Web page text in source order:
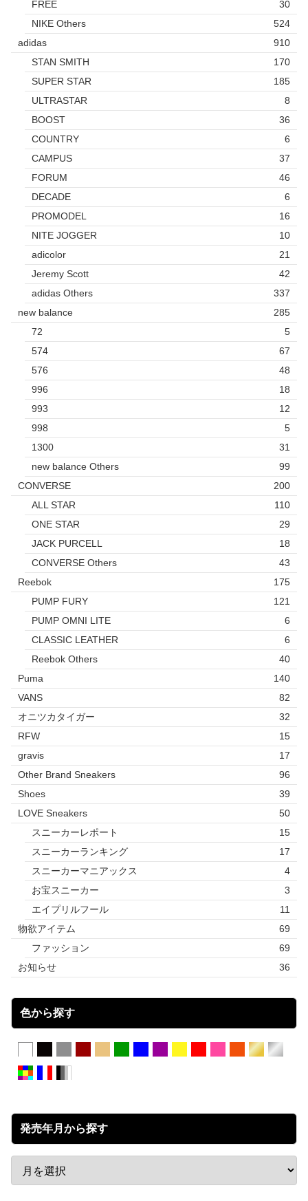
FREE
30
NIKE Others
524
adidas
910
STAN SMITH
170
SUPER STAR
185
ULTRASTAR
8
BOOST
36
COUNTRY
6
CAMPUS
37
FORUM
46
DECADE
6
PROMODEL
16
NITE JOGGER
10
adicolor
21
Jeremy Scott
42
adidas Others
337
new balance
285
72
5
574
67
576
48
996
18
993
12
998
5
1300
31
new balance Others
99
CONVERSE
200
ALL STAR
110
ONE STAR
29
JACK PURCELL
18
CONVERSE Others
43
Reebok
175
PUMP FURY
121
PUMP OMNI LITE
6
CLASSIC LEATHER
6
Reebok Others
40
Puma
140
VANS
82
オニツカタイガー
32
RFW
15
gravis
17
Other Brand Sneakers
96
Shoes
39
LOVE Sneakers
50
スニーカーレポート
15
スニーカーランキング
17
スニーカーマニアックス
4
お宝スニーカー
3
エイプリルフール
11
物欲アイテム
69
ファッション
69
お知らせ
36
色から探す
発売年月から探す